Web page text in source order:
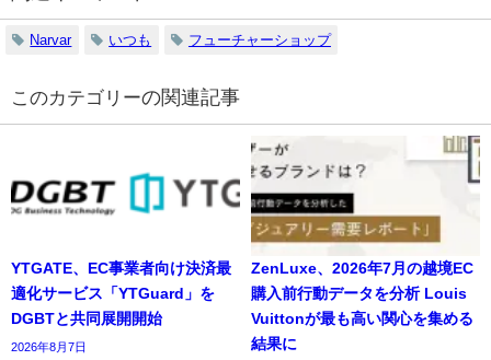
Narvar いつも フューチャーショップ
の関連記事
YTGATE、EC事業者向け決済最
適化サービス「YTGuard」を
DGBTと共同展開開始
2026年8月7日
ZenLuxe、2026年7月の越境EC
購入前行動データを分析 Louis
Vuittonが最も高い関心を集める
結果に